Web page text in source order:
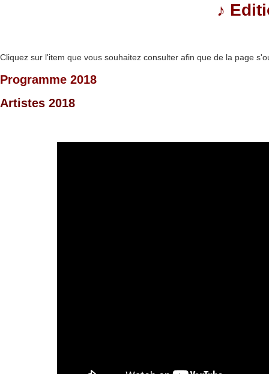
♪
Cliquez sur l'item que vous souhaitez consulter afin que de la page
Programme 2018
Artistes 2018